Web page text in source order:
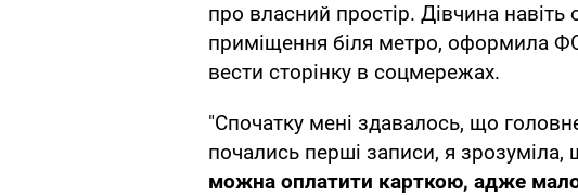
про власний простір. Дівчина
приміщення біля метро, оформила
вести сторінку в соцмережах.
"Спочатку мені здавалось, що
почались перші записи, я
можна оплатити карткою, адже